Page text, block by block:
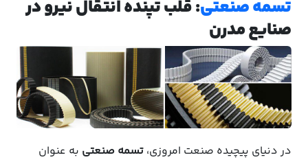
تسمه صنعتی: قلب تپنده انتقال نیرو در
صنایع مدرن
در دنیای پیچیده صنعت امروزی، تسمه صنعتی به عنوان